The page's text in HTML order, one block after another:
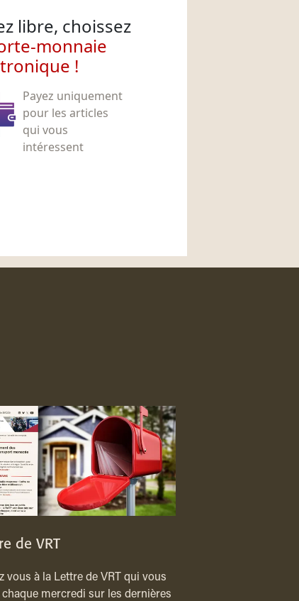
libre, choissez
monnaie
!
Payez uniquement
pour les articles
qui vous
intéressent
de VRT
vous à la Lettre de VRT qui vous
mercredi sur les dernières